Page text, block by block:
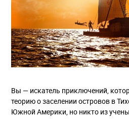
Вы — искатель приключений,
теорию о заселении островов в
Южной Америки, но никто из